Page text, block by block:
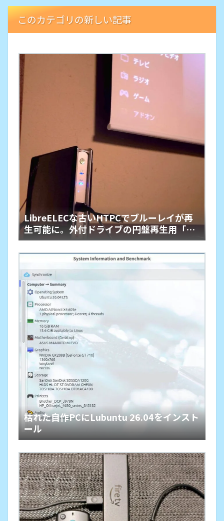
このカテゴリの新しい記事
LibreELECな古いHTPCでブルーレイが再
生可能に。外付ドライブの円盤再生用「艦
橋」という余生
枯れた自作PCにLubuntu 26.04をインスト
ール